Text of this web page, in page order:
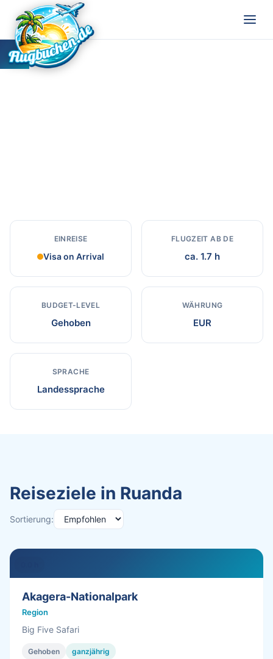
EINREISE
Visa on Arrival
FLUGZEIT AB DE
ca. 1.7 h
BUDGET-LEVEL
Gehoben
WÄHRUNG
EUR
SPRACHE
Landessprache
Reiseziele in Ruanda
Sortierung:
Akagera-Nationalpark
Region
Big Five Safari
Gehoben ganzjährig